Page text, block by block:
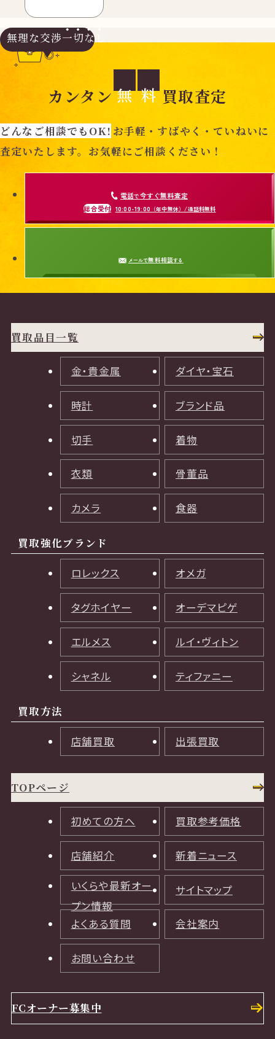
無理な交渉一切なし
カンタン 無 料 買取査定
どんなご相談でもOK! お手軽・すばやく・ていねいに
査定いたします。お気軽にご相談ください！
電話で今すぐ無料査定
総合受付 10:00-19:00 （年中無休）/通話料無料
メールで無料相談する
買取品目一覧
金・貴金属 ダイヤ・宝石
時計 ブランド品
切手 着物
衣類 骨董品
カメラ 食器
買取強化ブランド
ロレックス オメガ
タグホイヤー オーデマピゲ
エルメス ルイ・ヴィトン
シャネル ティファニー
買取方法
店舗買取 出張買取
TOPページ
初めての方へ 買取参考価格
店舗紹介 新着ニュース
いくらや最新オー
プン情報
サイトマップ
よくある質問 会社案内
お問い合わせ
FCオーナー募集中